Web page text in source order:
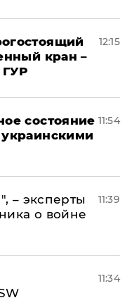
кран –
ГУР
12:15
состояние 11:54
– эксперты
о войне
11:39
11:34